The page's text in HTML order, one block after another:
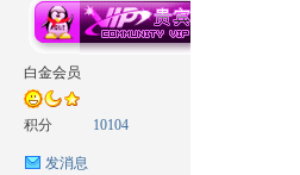
白金会员
积分 10104
发消息